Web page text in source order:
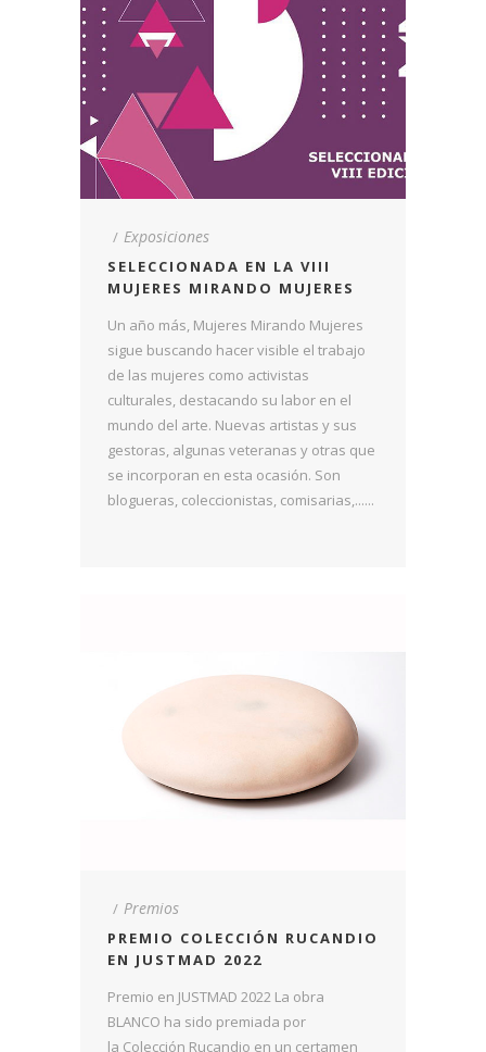
Exposiciones
SELECCIONADA EN LA VIII
MUJERES MIRANDO MUJERES
Un año más, Mujeres Mirando Mujeres
sigue buscando hacer visible el trabajo
de las mujeres como activistas
culturales, destacando su labor en el
mundo del arte. Nuevas artistas y sus
gestoras, algunas veteranas y otras que
se incorporan en esta ocasión. Son
blogueras, coleccionistas, comisarias,......
Premios
PREMIO COLECCIÓN RUCANDIO
EN JUSTMAD 2022
Premio en JUSTMAD 2022 La obra
BLANCO ha sido premiada por
la Colección Rucandio en un certamen